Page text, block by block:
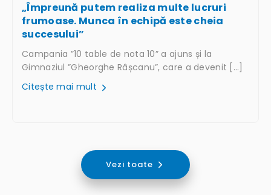
„Împreună putem realiza multe lucruri
frumoase. Munca în echipă este cheia
succesului”
Campania ”10 table de nota 10” a ajuns și la
Gimnaziul ”Gheorghe Râșcanu”, care a devenit […]
Citește mai mult
Vezi toate